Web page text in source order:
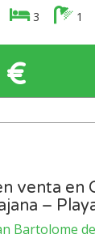
3 1
€
venta en
–
Bartolome